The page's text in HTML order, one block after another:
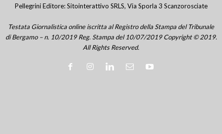
Pellegrini Editore: Sitointerattivo SRLS, Via Sporla 3 Scanzorosciate
Testata Giornalistica online iscritta al Registro della Stampa del Tribunale
di Bergamo – n. 10/2019 Reg. Stampa del 10/07/2019 Copyright © 2019.
All Rights Reserved.